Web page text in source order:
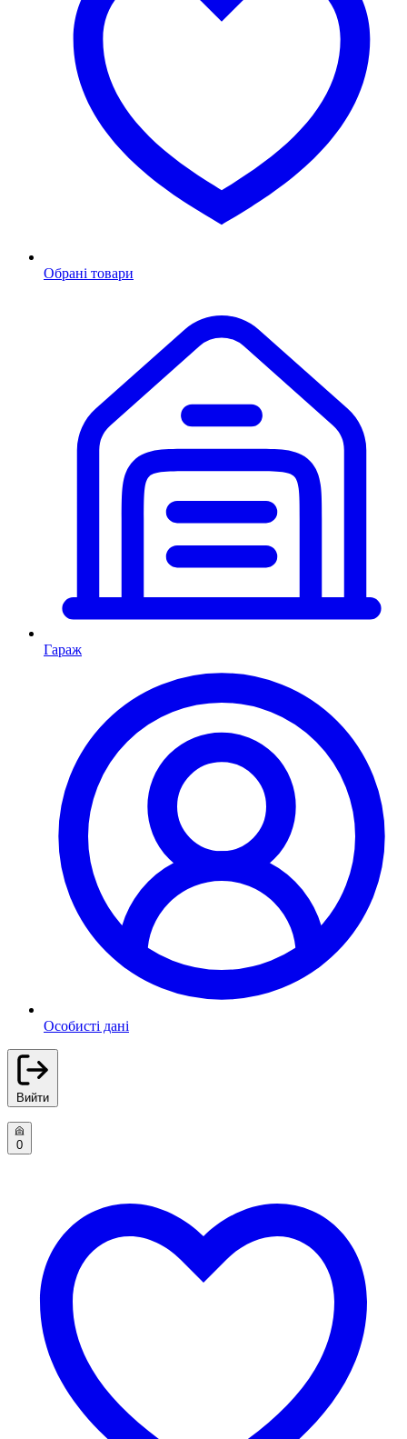
Обрані товари
Гараж
Особисті дані
Вийти
0